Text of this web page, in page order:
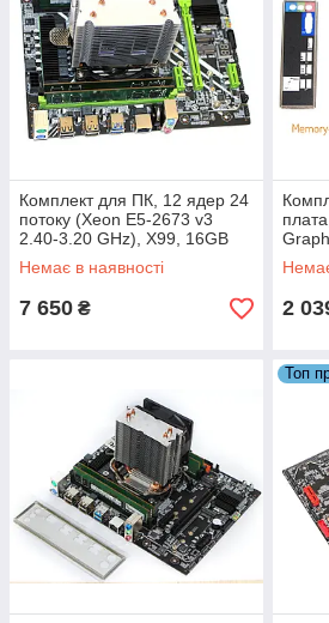
Комплект для ПК, 12 ядер 24
потоку (Xeon E5-2673 v3
2.40-3.20 GHz), X99, 16GB
DDR4, +кулер вежа
Немає в наявності
7 650 ₴ 2
Топ